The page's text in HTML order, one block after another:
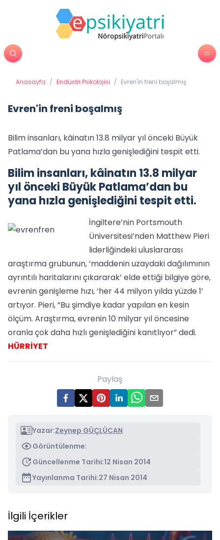
Anasayfa / Endüstri Psikolojisi / Evren'in freni boşalmış
Evren'in freni boşalmış
Bilim insanları, kâinatın 13.8 milyar yıl önceki Büyük
Patlama’dan bu yana hızla genişlediğini tespit etti.
Bilim insanları, kâinatın 13.8 milyar
yıl önceki Büyük Patlama’dan bu
yana hızla genişlediğini tespit etti.
İngiltere’nin Portsmouth
Üniversitesi’nden Matthew Pieri
liderliğindeki uluslararası
araştırma grubunun, ‘maddenin uzaydaki dağılımının
ayrıntılı haritalarını çıkararak’ elde ettiği bilgiye göre,
evrenin genişleme hızı, ‘her 44 milyon yılda yüzde 1’
artıyor. Pieri, “Bu şimdiye kadar yapılan en kesin
ölçüm. Araştırma, evrenin 10 milyar yıl öncesine
oranla çok daha hızlı genişlediğini kanıtlıyor” dedi.
HÜRRİYET
Paylaş
Yazar:Zeynep GÜÇLÜCAN
Görüntülenme:
Güncellenme Tarihi:12 Nisan 2014
Yayınlanma Tarihi:27 Nisan 2014
İlgili İçerikler